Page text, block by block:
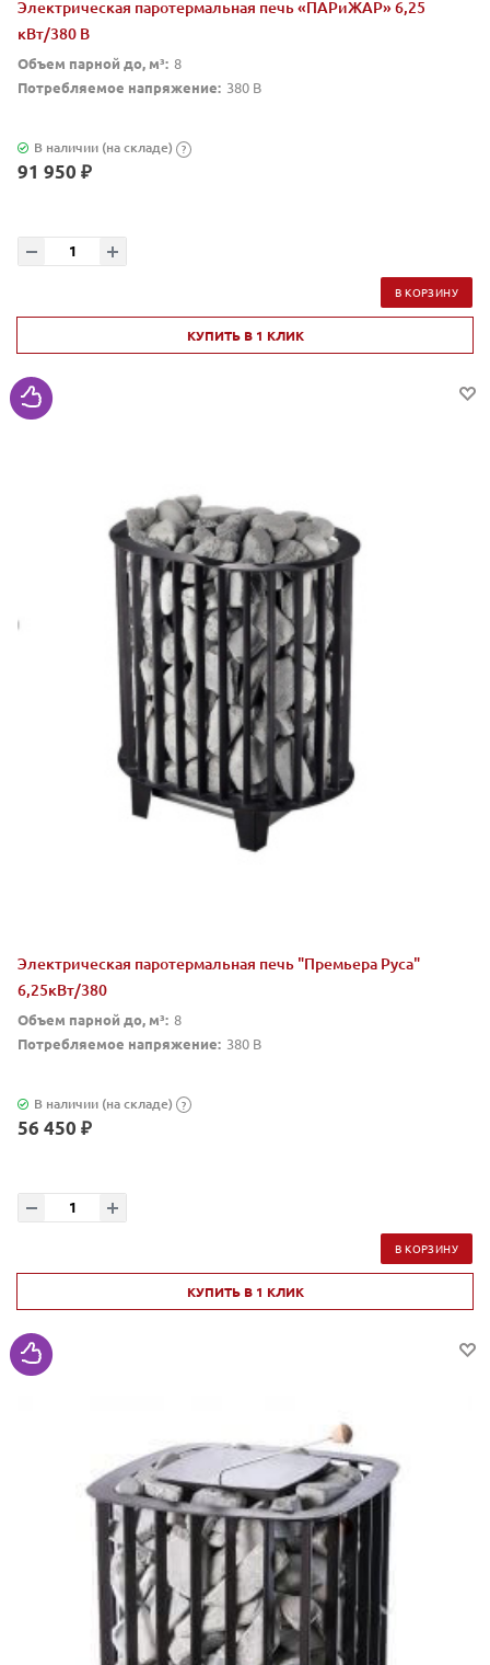
Электрическая паротермальная печь «ПАРиЖАР» 6,25
кВт/380 В
Объем парной до, м³: 8
Потребляемое напряжение: 380 В
В наличии (на складе) ?
91 950 ₽
В КОРЗИНУ
КУПИТЬ В 1 КЛИК
Электрическая паротермальная печь "Премьера Руса"
6,25кВт/380
Объем парной до, м³: 8
Потребляемое напряжение: 380 В
В наличии (на складе) ?
56 450 ₽
В КОРЗИНУ
КУПИТЬ В 1 КЛИК